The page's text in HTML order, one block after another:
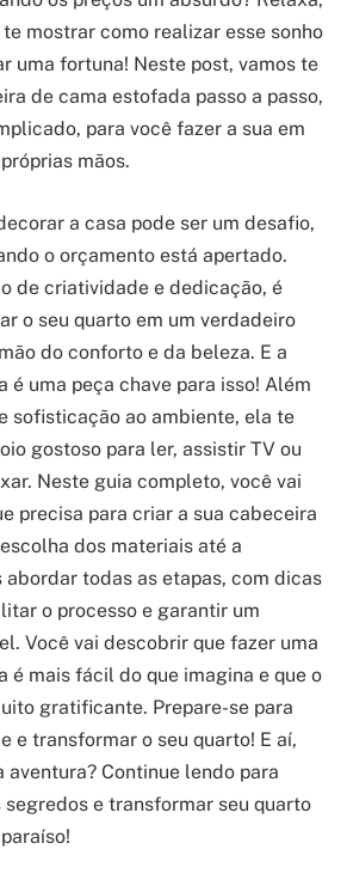
mostrar como realizar esse sonho
uma fortuna! Neste post, vamos te
de cama estofada passo a passo,
para você fazer a sua em
mãos.
a casa pode ser um desafio,
o orçamento está apertado.
de criatividade e dedicação, é
o seu quarto em um verdadeiro
do conforto e da beleza. E a
é uma peça chave para isso! Além
sofisticação ao ambiente, ela te
gostoso para ler, assistir TV ou
Neste guia completo, você vai
precisa para criar a sua cabeceira
dos materiais até a
abordar todas as etapas, com dicas
o processo e garantir um
Você vai descobrir que fazer uma
é mais fácil do que imagina e que o
gratificante. Prepare-se para
e transformar o seu quarto! E aí,
aventura? Continue lendo para
e transformar seu quarto